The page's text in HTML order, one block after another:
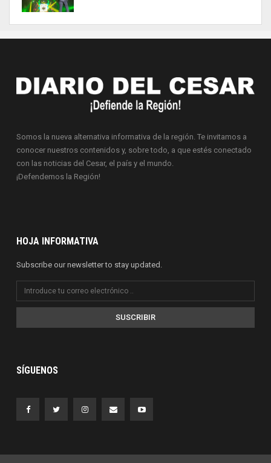
Somos la nueva alternativa informativa de la región. Te invitamos a
conocer nuestros contenidos y, sobre todo, a que estés conectado
con las noticias del Cesar, el país y el mundo.
¡Defendemos la Región!
HOJA INFORMATIVA
Subscribe our newsletter to stay updated.
SUSCRIBIR
SÍGUENOS